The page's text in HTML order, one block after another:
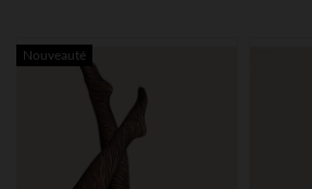
Nouveauté